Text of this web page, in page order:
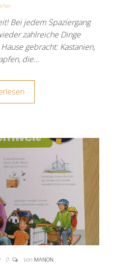
Bei jedem Spaziergang
zahlreiche Dinge
gebracht: Kastanien,
die…
0 Von MANON